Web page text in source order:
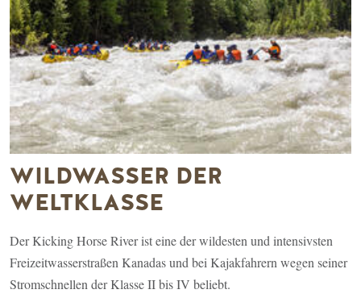
WILDWASSER DER
WELTKLASSE
Der Kicking Horse River ist eine der wildesten und intensivsten
Freizeitwasserstraßen Kanadas und bei Kajakfahrern wegen seiner
Stromschnellen der Klasse II bis IV beliebt.